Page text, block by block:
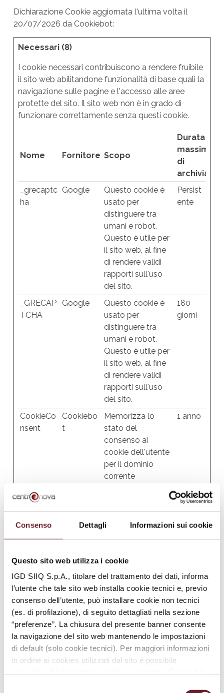
Consenso Dettagli Informazioni sui cookie
Questo sito web utilizza i cookie
IGD SIIQ S.p.A., titolare del trattamento dei dati, informa
l’utente che tale sito web installa cookie tecnici e, previo
consenso dell’utente, può installare cookie non tecnici
(es. di profilazione), di seguito dettagliati nella sezione
“preferenze”. La chiusura del presente banner consente
la navigazione del sito web mantenendo le impostazioni
di default (solo cookie tecnici). Per maggiori informazioni
in ordine ai cookies utilizzati dal sito è possibile
Dichiarazione Cookie aggiornata l'ultima volta il
20/07/2026 da Cookiebot:
Necessari (8)
I cookie necessari contribuiscono a rendere fruibile
il sito web abilitandone funzionalità di base quali la
navigazione sulle pagine e l'accesso alle aree
protette del sito. Il sito web non è in grado di
funzionare correttamente senza questi cookie.
Nome Fornitore Scopo
Durata
massima
di
_grecaptc
ha
Google
Questo cookie è
usato per
distinguere tra
umani e robot.
Questo è utile per
il sito web, al fine
di rendere validi
rapporti sull'uso
del sito.
Persist
ente
_GRECAP
TCHA
Google
Questo cookie è
usato per
distinguere tra
umani e robot.
Questo è utile per
il sito web, al fine
di rendere validi
rapporti sull'uso
del sito.
180
giorni
CookieCo
nsent
Cookiebo
t
Memorizza lo
stato del
consenso ai
cookie dell'utente
per il dominio
corrente
1 anno
rc::a
umani e robot.
Questo è utile per
di rendere validi
rapporti sull'uso
del sito.
Persist
ente
rc::b Google
Questo cookie è
usato per
distinguere tra
umani e robot.
Sessio
ne
rc::c Google
Questo cookie è